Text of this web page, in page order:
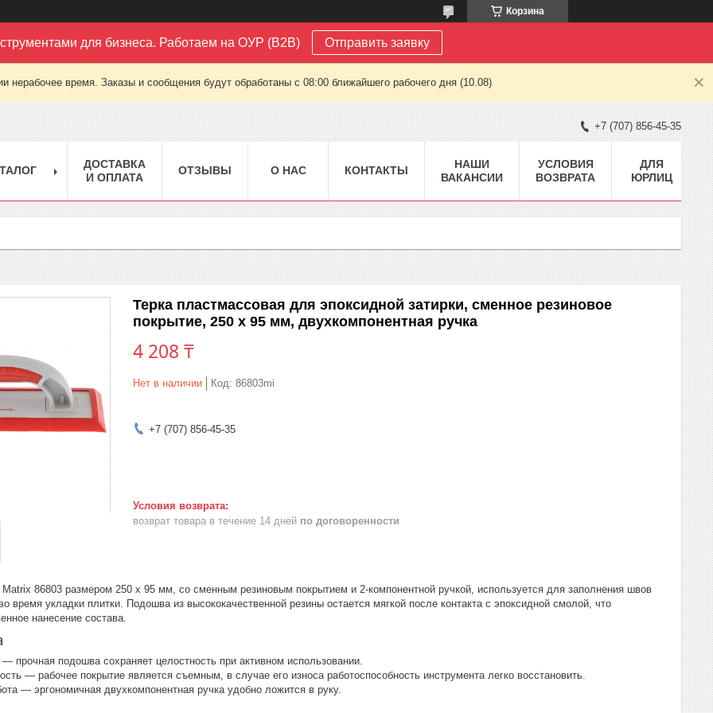
Корзина
для бизнеса. Работаем на ОУР (B2B) Отправить заявку
нерабочее время. Заказы и сообщения будут обработаны с 08:00 ближайшего рабочего дня (10.08)
+7 (707) 856-45-35
ДОСТАВКА
И ОПЛАТА
ОТЗЫВЫ О НАС КОНТАКТЫ
НАШИ
ВАКАНСИИ
УСЛОВИЯ
ВОЗВРАТА
ДЛЯ
ЮРЛИЦ
Терка пластмассовая для эпоксидной затирки, сменное резиновое
покрытие, 250 x 95 мм, двухкомпонентная ручка
4 208 ₸
Нет в наличии Код: 86803mi
+7 (707) 856-45-35
возврат товара в течение 14 дней по договоренности
86803 размером 250 х 95 мм, со сменным резиновым покрытием и 2-компонентной ручкой, используется для заполнения швов
время укладки плитки. Подошва из высококачественной резины остается мягкой после контакта с эпоксидной смолой, что
нанесение состава.
прочная подошва сохраняет целостность при активном использовании.
— рабочее покрытие является съемным, в случае его износа работоспособность инструмента легко восстановить.
— эргономичная двухкомпонентная ручка удобно ложится в руку.